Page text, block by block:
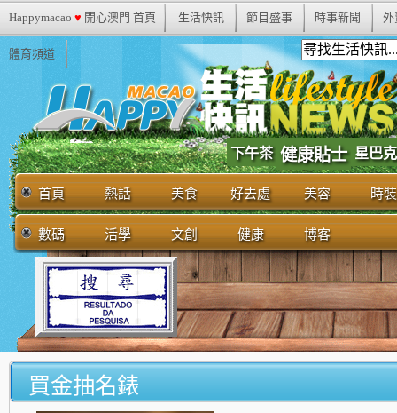
Happymacao ♥ 開心澳門 首頁 生活快訊 節目盛事 時事新聞 外
體育頻道
下午茶 健康貼士 星巴克
首頁 熱話 美食 好去處 美容 時裝
數碼 活學 文創 健康 博客
買金抽名錶